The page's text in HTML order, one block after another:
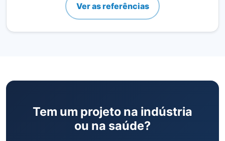
Ver as referências
Tem um projeto na indústria
ou na saúde?